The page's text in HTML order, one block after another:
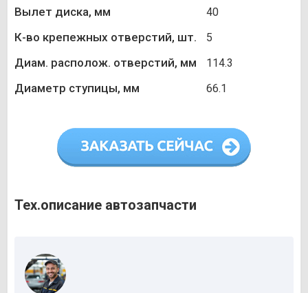
Вылет диска, мм 40
К-во крепежных отверстий, шт. 5
Диам. располож. отверстий, мм 114.3
Диаметр ступицы, мм 66.1
Тех.описание автозапчасти